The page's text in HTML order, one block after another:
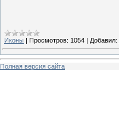
Иконы | Просмотров: 1054 | Добавил:
Полная версия сайта